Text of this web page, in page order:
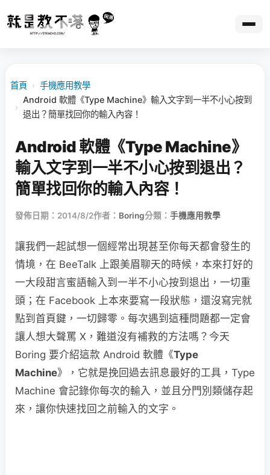
首頁 › 手機應用教學
›
Android 軟體《Type Machine》輸入文字到一半不小心按到
退出？簡單找回你的輸入內容！
Android 軟體《Type Machine》
輸入文字到一半不小心按到退出？
簡單找回你的輸入內容！
發佈日期：2014/8/2作者： Boring分類： 手機應用教學
讓我們一起試想一個經常出現甚至你每天都會發生的
情境，在 BeeTalk 上跟美眉聊天的時候，本來打好的
一大段甜言蜜語輸入到一半不小心按到退出，一切重
頭；在 Facebook 上本來要寫一段狀態，還沒寫完就
點到首頁鍵，一切歸零。每次遇到這種問題都一定會
讓人想大聲罵 X，難道沒有補救的方法嗎？今天
Boring 要介紹這款 Android 軟體《Type
Machine》，它就是挽回過去訊息最好的工具，Type
Machine 會記錄你每次的輸入，並且分門別類儲存起
來，讓你快速找回之前輸入的文字。